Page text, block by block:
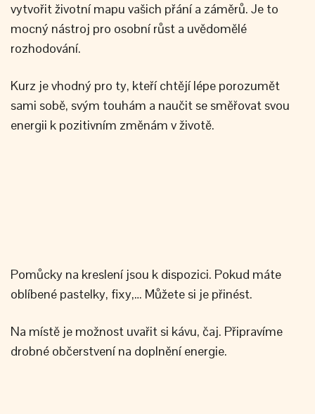
vytvořit životní mapu vašich přání a záměrů. Je to
mocný nástroj pro osobní růst a uvědomělé
rozhodování.
Kurz je vhodný pro ty, kteří chtějí lépe porozumět
sami sobě, svým touhám a naučit se směřovat svou
energii k pozitivním změnám v životě.
Pomůcky na kreslení jsou k dispozici. Pokud máte
oblíbené pastelky, fixy,… Můžete si je přinést.
Na místě je možnost uvařit si kávu, čaj. Připravíme
drobné občerstvení na doplnění energie.